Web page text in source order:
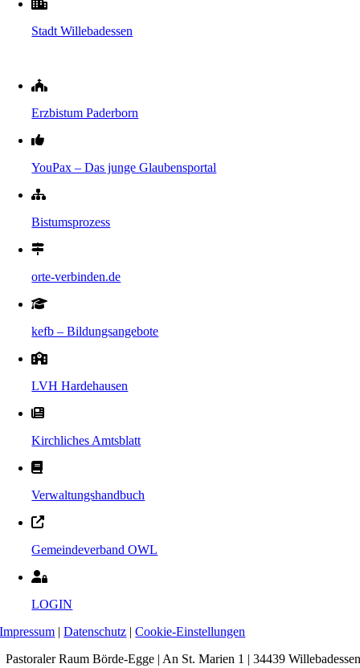
Stadt Willebadessen
Erzbistum Paderborn
YouPax – Das junge Glaubensportal
Bistumsprozess
orte-verbinden.de
kefb – Bildungsangebote
LVH Hardehausen
Kirchliches Amtsblatt
Verwaltungshandbuch
Gemeindeverband OWL
LOGIN
Impressum |Datenschutz |Cookie-Einstellungen
Pastoraler Raum Börde-Egge | An St. Marien 1 | 34439 Willebadessen